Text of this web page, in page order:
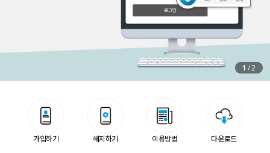
1 /2
가입하기 해지하기 이용방법 다운로드